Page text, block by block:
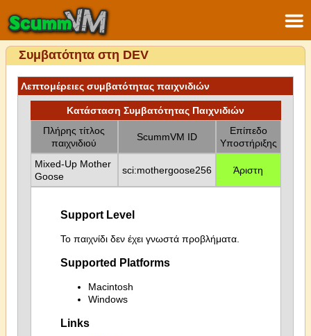
Συμβατότητα στη DEV
Λεπτομέρειες συμβατότητας παιχνιδιών
Κατάσταση Συμβατότητας Παιχνιδιών
Πλήρης τίτλος
παιχνιδιού
ScummVM ID
Επίπεδο
Υποστήριξης
Mixed-Up Mother
Goose
sci:mothergoose256 Άριστη
Support Level
Το παιχνίδι δεν έχει γνωστά προβλήματα.
Supported Platforms
Macintosh
Windows
Links